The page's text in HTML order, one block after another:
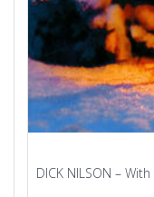
DICK NILSON –